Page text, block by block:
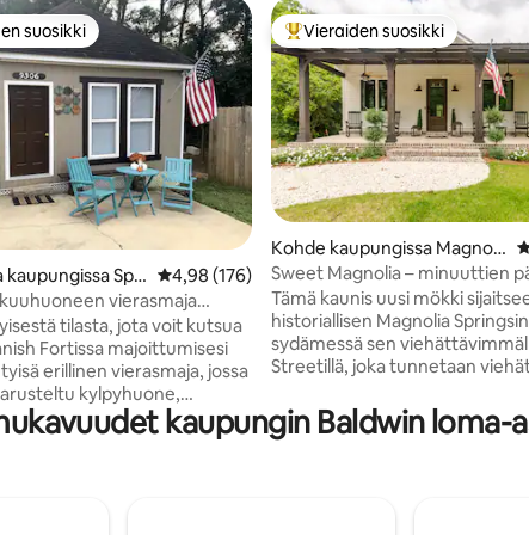
5, 114 arvostelua
suosikkien parhaimmistoa
suosikki
kaupungissa Spa
Keskimääräinen arvio 4,98/5, 176 arvostelua
4,98 (176)
vierasmaja
tilasta, jota voit kutsua
Fortissa majoittumisesi
erillinen vierasmaja, jossa
kylpyhuone,
ruokailutila ja vaatehuone,
sisäänkäynti. Upea sijainti
Vieraiden suosikkien
Vieraiden suosikki
Kohde kaupungissa Magnoli
a Springs
Sweet Magnolia – minuuttien
rannalta/Fairhopesta/Foleysta
Tämä kaunis uusi mökki
historiallisen Magnolia Springsin
sydämessä sen
Streetillä, joka tunnetaan
pikkukaupungin viehätys tässä
makuuhuoneen/2
mailia – Sportsplex * 9 mailia –
kaupungin Baldwin loma-